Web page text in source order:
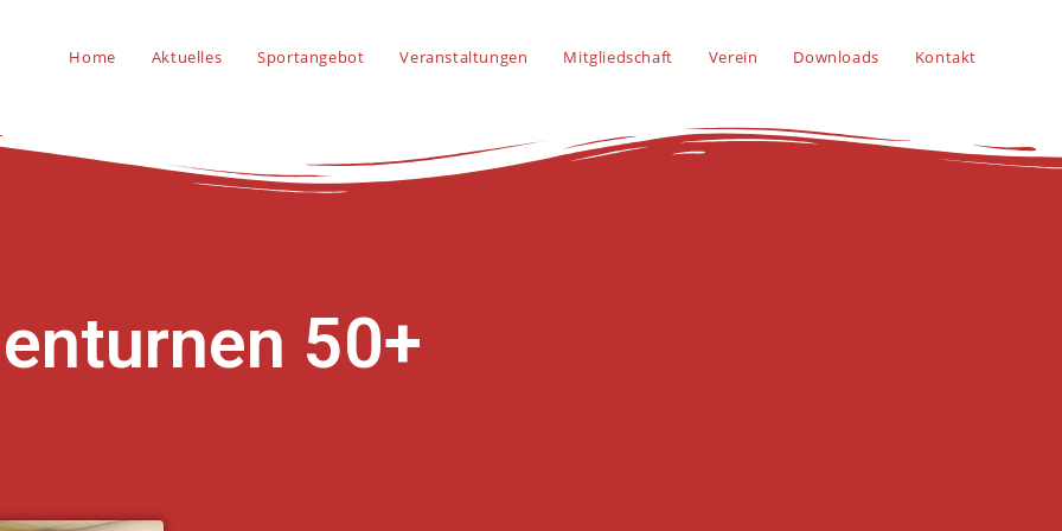
Home Aktuelles Sportangebot Veranstaltungen Mitgliedschaft Verein Downloads Kontakt
50+